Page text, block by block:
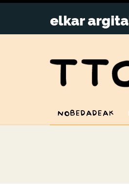
NOBEDADEAK